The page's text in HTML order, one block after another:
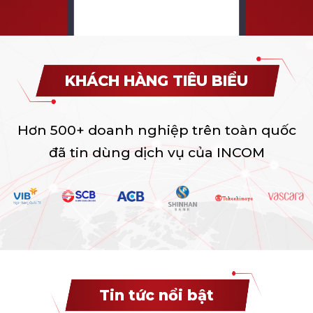
KHÁCH HÀNG TIÊU BIỂU
Hơn 500+ doanh nghiệp trên toàn quốc
đã tin dùng dịch vụ của INCOM
Tin tức nổi bật